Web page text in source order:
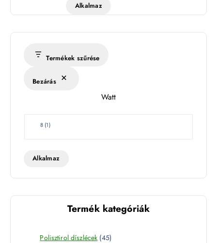
é
s
k
Alkalmaz
Termékek szűrése
Bezárás
Watt
W
t
8 (1)
Alkalmaz
Termék kategóriák
Polisztirol díszlécek 454